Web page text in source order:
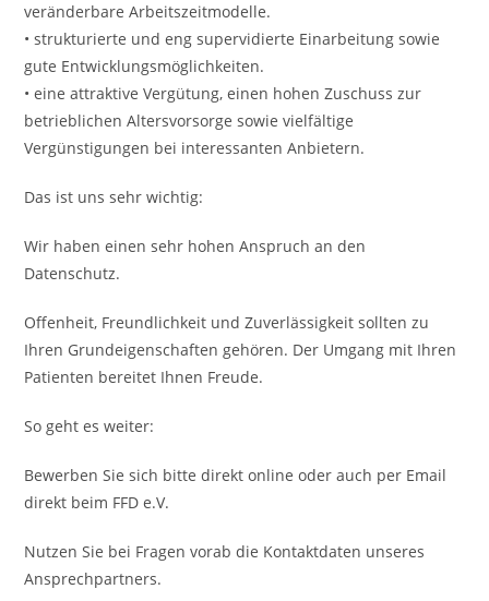
veränderbare Arbeitszeitmodelle.
• strukturierte und eng supervidierte Einarbeitung sowie
gute Entwicklungsmöglichkeiten.
• eine attraktive Vergütung, einen hohen Zuschuss zur
betrieblichen Altersvorsorge sowie vielfältige
Vergünstigungen bei interessanten Anbietern.
Das ist uns sehr wichtig:
Wir haben einen sehr hohen Anspruch an den
Datenschutz.
Offenheit, Freundlichkeit und Zuverlässigkeit sollten zu
Ihren Grundeigenschaften gehören. Der Umgang mit Ihren
Patienten bereitet Ihnen Freude.
So geht es weiter:
Bewerben Sie sich bitte direkt online oder auch per Email
direkt beim FFD e.V.
Nutzen Sie bei Fragen vorab die Kontaktdaten unseres
Ansprechpartners.